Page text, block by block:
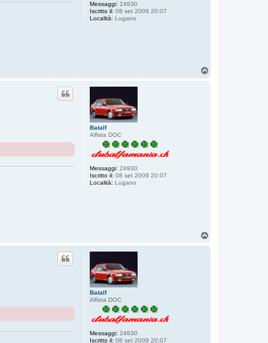
Messaggi: 24930
Iscritto il: 08 set 2009 20:07
Località: Lugano
Batalf
Alfista DOC
Messaggi: 24930
Iscritto il: 08 set 2009 20:07
Località: Lugano
Batalf
Alfista DOC
Messaggi: 24930
Iscritto il: 08 set 2009 20:07